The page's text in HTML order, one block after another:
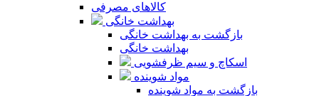
کالاهای مصرفی
بهداشت خانگی
بازگشت به بهداشت خانگی
بهداشت خانگی
اسکاچ و سیم ظرفشویی
مواد شوینده
بازگشت به مواد شوینده